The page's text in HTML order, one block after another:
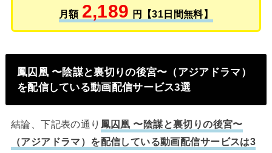
月額 2,189 円【31日間無料】
鳳囚凰 〜陰謀と裏切りの後宮〜（アジアドラマ）
を配信している動画配信サービス3選
結論、下記表の通り 鳳囚凰 〜陰謀と裏切りの後宮〜
（アジアドラマ）を配信している動画配信サービスは3